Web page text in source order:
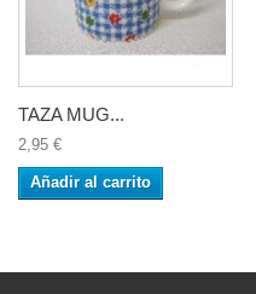
TAZA MUG...
2,95 €
Añadir al carrito